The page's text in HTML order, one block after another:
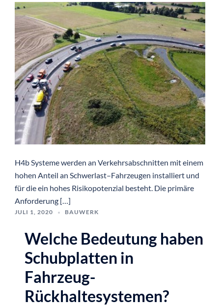
H4b Systeme werden an Verkehrsabschnitten mit einem
hohen Anteil an Schwerlast–Fahrzeugen installiert und
für die ein hohes Risikopotenzial besteht. Die primäre
Anforderung […]
JULI 1, 2020 BAUWERK
Welche Bedeutung haben
Schubplatten in
Fahrzeug-
Rückhaltesystemen?